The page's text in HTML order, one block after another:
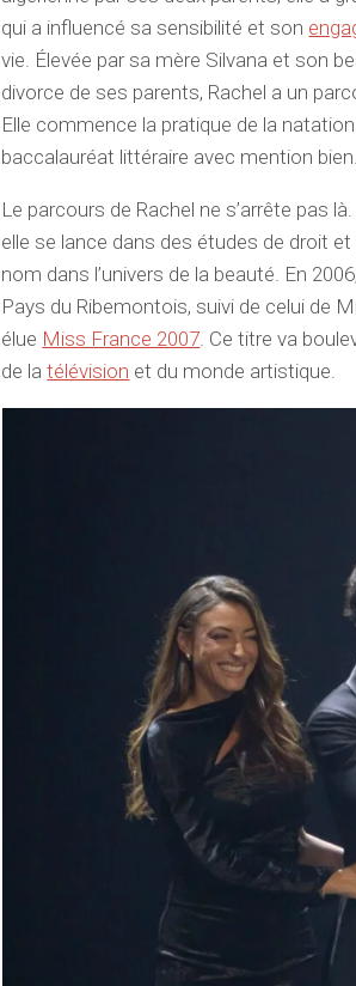
qui a influencé sa sensibilité et son
vie. Élevée par sa mère Silvana et son
divorce de ses parents, Rachel a un
Elle commence la pratique de la
baccalauréat littéraire avec mention bien.
Le parcours de Rachel ne s’arrête pas
elle se lance dans des études de droit
nom dans l’univers de la beauté. En
Pays du Ribemontois, suivi de celui de
élue Miss France 2007. Ce titre va
de latélévision et du monde artistique.